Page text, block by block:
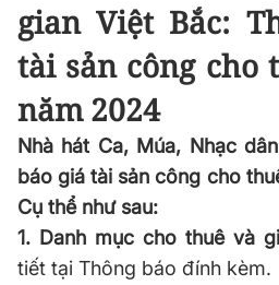
gian Việt Bắc:
tài sản công cho
năm 2024
Nhà hát Ca, Múa, Nhạc
báo giá tài sản công cho
Cụ thể như sau:
1. Danh mục cho thuê và
tiết tại Thông báo đính kèm.